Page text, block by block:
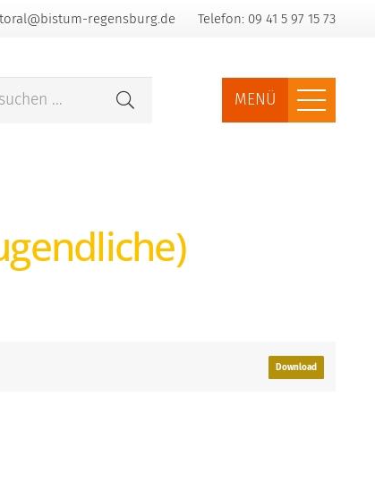
regensburg.de Telefon: 09 41 5 97 15 73
MENÜ
Download